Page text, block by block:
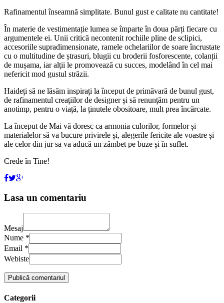
Rafinamentul înseamnă simplitate. Bunul gust e calitate nu cantitate!
În materie de vestimentație lumea se împarte în doua părți fiecare cu
argumentele ei. Unii critică necontenit rochiile pline de sclipici,
accesoriile supradimensionate, ramele ochelariilor de soare încrustate
cu o multitudine de ștrasuri, blugii cu broderii fosforescente, colanții
de mușama, iar alții le promovează cu succes, modelând în cel mai
nefericit mod gustul străzii.
Haideți să ne lăsăm inspirați la început de primăvară de bunul gust,
de rafinamentul creațiilor de designer și să renunțăm pentru un
anotimp, pentru o viață, la ținutele obositoare, mult prea încărcate.
La început de Mai vă doresc ca armonia culorilor, formelor și
materialelor să va bucure privirele și, alegerile fericite ale voastre și
ale celor din jur sa va aducă un zâmbet pe buze și în suflet.
Crede în Tine!
Lasa un comentariu
Mesaj
Nume *
Email *
Webiste
Categorii